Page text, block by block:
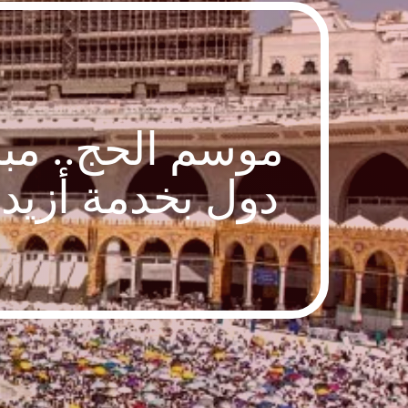
دول بخدمة أزيد من 388 ألف مستفيد